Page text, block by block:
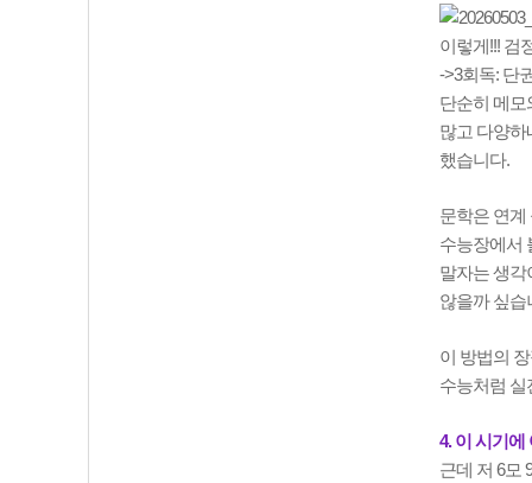
이렇게!!! 검
->3회독: 단
단순히 메모
많고 다양하
했습니다.
문학은 연계
수능장에서
말자는 생각
않을까 싶습
이 방법의
수능처럼 실
4. 이 시기에
근데 저 6모